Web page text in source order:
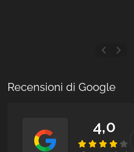
Recensioni di Google
4,0